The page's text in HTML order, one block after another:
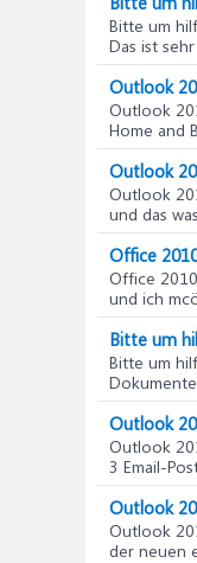
Bitte um
Das ist
Outlook
Outlook
Home and
Outlook
Outlook
und das
Office
Office
und ich
Bitte um
Bitte um
Outlook
Outlook
3 Email-
Outlook
Outlook
der neuen